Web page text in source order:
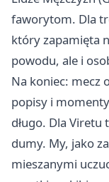
faworytom. Dla
który zapamięta
powodu, ale i
Na koniec: mecz
popisy i
długo. Dla Viretu
dumy. My, jako
mieszanymi